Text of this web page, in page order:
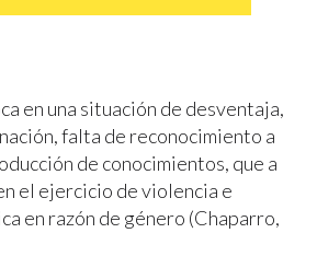
en una situación de desventaja,
falta de reconocimiento a
de conocimientos, que a
el ejercicio de violencia e
en razón de género (Chaparro,